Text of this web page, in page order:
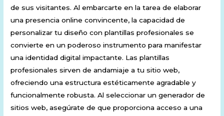
de sus visitantes. Al embarcarte en la tarea de elaborar
una presencia online convincente, la capacidad de
personalizar tu diseño con plantillas profesionales se
convierte en un poderoso instrumento para manifestar
una identidad digital impactante. Las plantillas
profesionales sirven de andamiaje a tu sitio web,
ofreciendo una estructura estéticamente agradable y
funcionalmente robusta. Al seleccionar un generador de
sitios web, asegúrate de que proporciona acceso a una